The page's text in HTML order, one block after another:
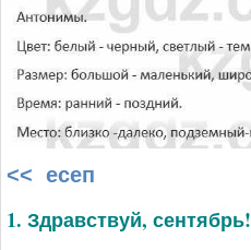
<< есеп
1. Здравствуй, сентябрь!